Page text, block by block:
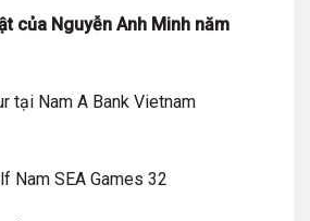
của Nguyễn Anh Minh năm
tại Nam A Bank Vietnam
Nam SEA Games 32